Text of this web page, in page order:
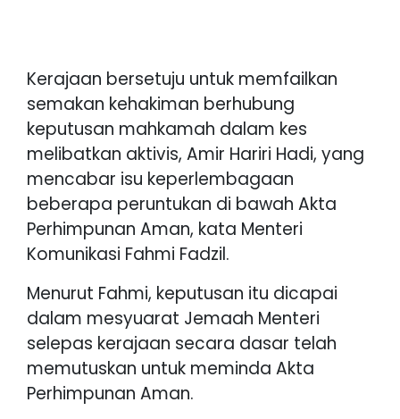
Kerajaan bersetuju untuk memfailkan
semakan kehakiman berhubung
keputusan mahkamah dalam kes
melibatkan aktivis, Amir Hariri Hadi, yang
mencabar isu keperlembagaan
beberapa peruntukan di bawah Akta
Perhimpunan Aman, kata Menteri
Komunikasi Fahmi Fadzil.
Menurut Fahmi, keputusan itu dicapai
dalam mesyuarat Jemaah Menteri
selepas kerajaan secara dasar telah
memutuskan untuk meminda Akta
Perhimpunan Aman.